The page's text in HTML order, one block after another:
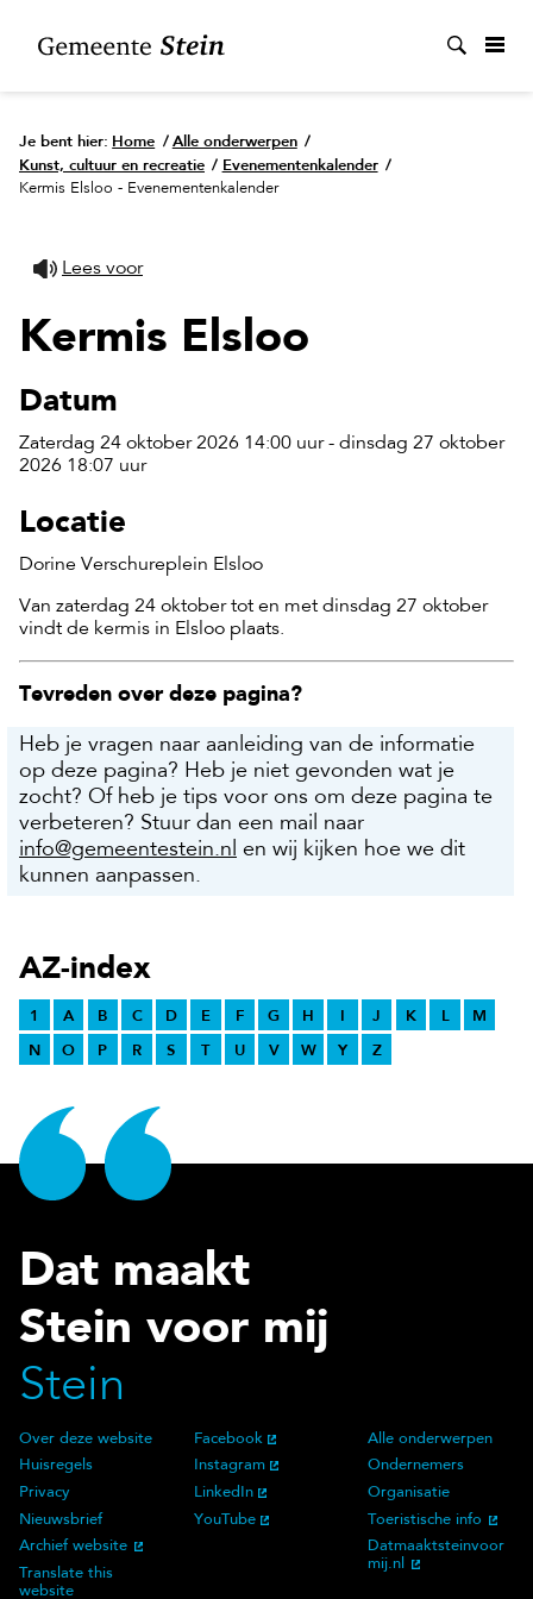
Je bent hier: Home / Alle onderwerpen /
Kunst, cultuur en recreatie / Evenementenkalender /
Kermis Elsloo - Evenementenkalender
Lees voor
Kermis Elsloo
Datum
Zaterdag 24 oktober 2026 14:00 uur - dinsdag 27 oktober
2026 18:07 uur
Locatie
Dorine Verschureplein Elsloo
Van zaterdag 24 oktober tot en met dinsdag 27 oktober
vindt de kermis in Elsloo plaats.
Tevreden over deze pagina?
Heb je vragen naar aanleiding van de informatie
op deze pagina? Heb je niet gevonden wat je
zocht? Of heb je tips voor ons om deze pagina te
verbeteren? Stuur dan een mail naar
info@gemeentestein.nl
en wij kijken hoe we dit
kunnen aanpassen.
AZ-index
1 A B C D E F G H I J K L
M
N
O P R S T U V W Y Z
Dat maakt
Stein voor mij
Stein
Over deze website
Over deze website
Huisregels
Privacy
Nieuwsbrief
Archief website
Translate this
website
Social Media
Facebook
Instagram
LinkedIn
YouTube
Alle onderwerpen
Ondernemers
Organisatie
Toeristische info
Datmaaktsteinvoor
mij.nl